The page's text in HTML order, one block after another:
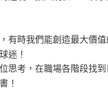
有時我們能創造最大價值
迷！
思考，在職場各階段找
！